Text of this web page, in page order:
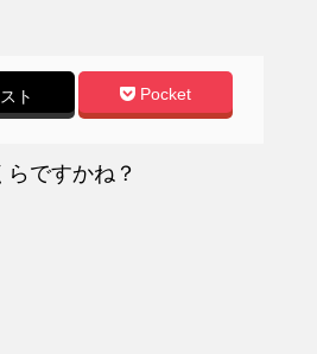
ト Pocket
ですかね？